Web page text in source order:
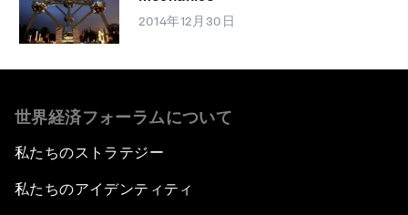
2014年12月30日
世界経済フォーラムについて
私たちのストラテジー
私たちのアイデンティティ